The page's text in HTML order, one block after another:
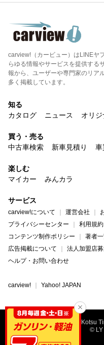
carview!（カービュー）はLINEヤ
らゆる情報やサービスを提供する
報から、ユーザーや専門家のリア
多く掲載しています。
知る
カタログ
ニュース オリ
買う・売る
中古車検索
新車見積り 車
楽しむ
マイカー
みんカラ
サービス
carview!について 運営会社
プライバシーセンター
利用規約
コンテンツ制作ポリシー
著者
広告掲載について
法人加盟店
ヘルプ・お問い合わせ
carview! Yahoo! JAPAN
©Kotsu
© LY